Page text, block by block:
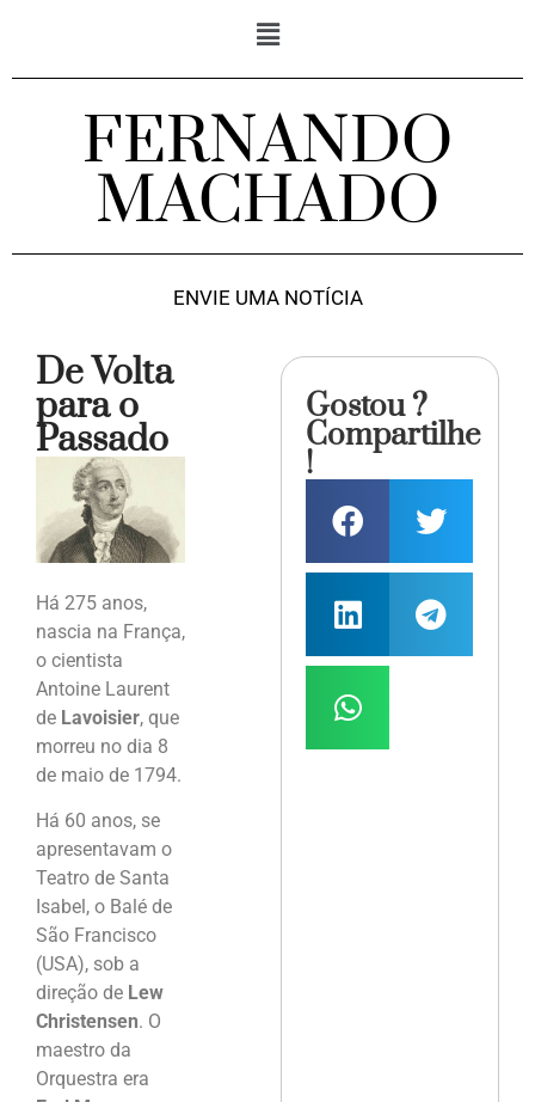
FERNANDO
MACHADO
ENVIE UMA NOTÍCIA
De Volta
para o
Passado
Há 275 anos,
nascia na França,
o cientista
Antoine Laurent
de Lavoisier, que
morreu no dia 8
de maio de 1794.
Há 60 anos, se
apresentavam o
Teatro de Santa
Isabel, o Balé de
São Francisco
(USA), sob a
direção de Lew
Christensen. O
maestro da
Orquestra era
Gostou ?
Compartilhe
!